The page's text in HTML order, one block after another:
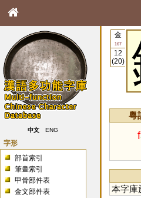
中文 ENG
字形
部首索引
筆畫索引
甲骨部件表
金文部件表
金
167
12
(20)
粵
f
本字庫